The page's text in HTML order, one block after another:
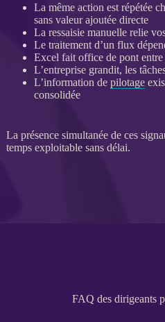
La même action est répétée
sans valeur ajoutée directe
La ressaisie manuelle relie
Le traitement d’un flux
Excel fait office de pont
L’entreprise grandit, les
L’information de pilotage
consolidée
La présence simultanée de ces
temps exploitable sans délai.
FAQ des dirigeants